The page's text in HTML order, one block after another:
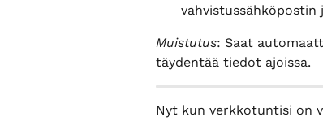
vahvistussähköpostin
Muistutus: Saat
täydentää tiedot ajoissa.
Nyt kun verkkotuntisi on